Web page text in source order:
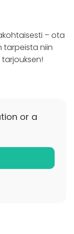
– ota
tarpeista niin
or a